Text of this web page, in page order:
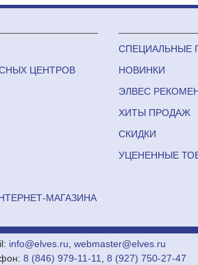
ЦЕНТРОВ
МАГАЗИНА
СПЕЦИАЛЬНЫЕ
НОВИНКИ
ЭЛВЕС
ХИТЫ ПРОДАЖ
СКИДКИ
УЦЕНЕННЫЕ
info@elves.ru webmaster@elves.ru
8 (846) 979-11-11 8 (927) 750-27-47